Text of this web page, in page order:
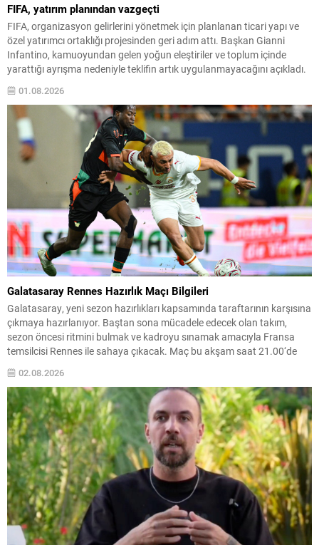
FIFA, yatırım planından vazgeçti
FIFA, organizasyon gelirlerini yönetmek için planlanan ticari yapı ve
özel yatırımcı ortaklığı projesinden geri adım attı. Başkan Gianni
Infantino, kamuoyundan gelen yoğun eleştiriler ve toplum içinde
yarattığı ayrışma nedeniyle teklifin artık uygulanmayacağını açıkladı.
başlangıçta hedeflenen yararı sağlamayacak şekilde bölücülüğe yol
açtığını belirtti. “Amacımız...
01.08.2026
Galatasaray Rennes Hazırlık Maçı Bilgileri
Galatasaray, yeni sezon hazırlıkları kapsamında taraftarının karşısına
çıkmaya hazırlanıyor. Baştan sona mücadele edecek olan takım,
sezon öncesi ritmini bulmak ve kadroyu sınamak amacıyla Fransa
temsilcisi Rennes ile sahaya çıkacak. Maç bu akşam saat 21.00‘de
yayınlanacak. Galatasaray, taraftar desteğiyle galibiyet hedefli bir...
02.08.2026